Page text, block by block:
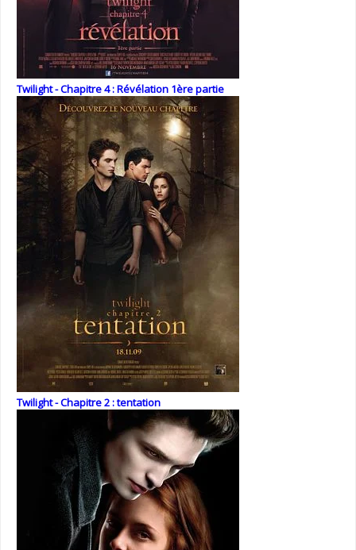
Twilight - Chapitre 4 : Révélation 1ère partie
Twilight - Chapitre 2 : tentation